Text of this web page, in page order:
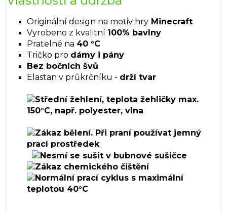
Originální design na motiv hry Minecraft
Vyrobeno z kvalitní 100% bavlny
Pratelné na 40 °C
Tričko pro dámy i pány
Bez bočních švů
Elastan v průkrčníku - drží tvar